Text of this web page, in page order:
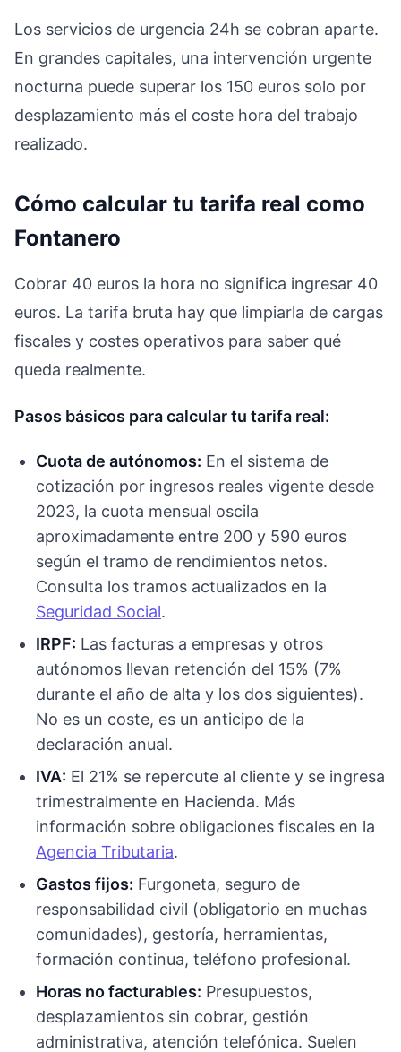
Los servicios de urgencia 24h se cobran aparte.
En grandes capitales, una intervención urgente
nocturna puede superar los 150 euros solo por
desplazamiento más el coste hora del trabajo
realizado.
Cómo calcular tu tarifa real como
Fontanero
Cobrar 40 euros la hora no significa ingresar 40
euros. La tarifa bruta hay que limpiarla de cargas
fiscales y costes operativos para saber qué
queda realmente.
Pasos básicos para calcular tu tarifa real:
Cuota de autónomos: En el sistema de
cotización por ingresos reales vigente desde
2023, la cuota mensual oscila
aproximadamente entre 200 y 590 euros
según el tramo de rendimientos netos.
Consulta los tramos actualizados en la
Seguridad Social.
IRPF: Las facturas a empresas y otros
autónomos llevan retención del 15% (7%
durante el año de alta y los dos siguientes).
No es un coste, es un anticipo de la
declaración anual.
IVA: El 21% se repercute al cliente y se ingresa
trimestralmente en Hacienda. Más
información sobre obligaciones fiscales en la
Agencia Tributaria.
Gastos fijos: Furgoneta, seguro de
responsabilidad civil (obligatorio en muchas
comunidades), gestoría, herramientas,
formación continua, teléfono profesional.
Horas no facturables: Presupuestos,
desplazamientos sin cobrar, gestión
administrativa, atención telefónica. Suelen